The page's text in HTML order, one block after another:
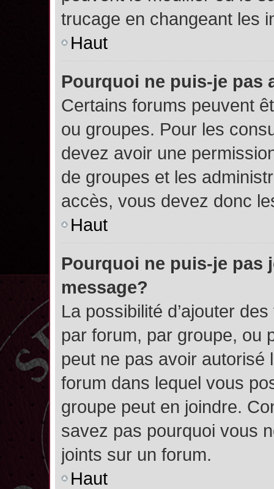
trucage en changeant les
Haut
Pourquoi ne puis-je pas
Certains forums peuvent
ou groupes. Pour les
devez avoir une
de groupes et les
accès, vous devez donc
Haut
Pourquoi ne puis-je pas
message?
La possibilité d’ajouter
par forum, par groupe, ou
peut ne pas avoir autorisé
forum dans lequel vous
groupe peut en joindre.
savez pas pourquoi vous
joints sur un forum.
Haut